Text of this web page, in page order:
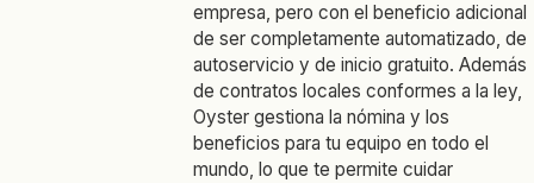
empresa, pero con el beneficio adicional
de ser completamente automatizado, de
autoservicio y de inicio gratuito. Además
de contratos locales conformes a la ley,
Oyster gestiona la nómina y los
beneficios para tu equipo en todo el
mundo, lo que te permite cuidar